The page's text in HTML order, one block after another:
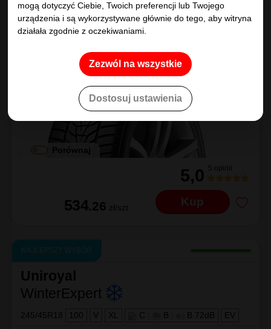
mogą dotyczyć Ciebie, Twoich preferencji lub Twojego
urządzenia i są wykorzystywane głównie do tego, aby witryna
działała zgodnie z oczekiwaniami.
Zezwól na wszystkie
Dostosuj ustawienia
Hankook
Winter i*cept evo3 W330
Porównaj
5,0 5 opinii
534.26 zł/szt Kup
NAJLEPSZY WYBÓR
Uniroyal
WinterExpert
245/45R18 100 V XL C B B 72dB EV